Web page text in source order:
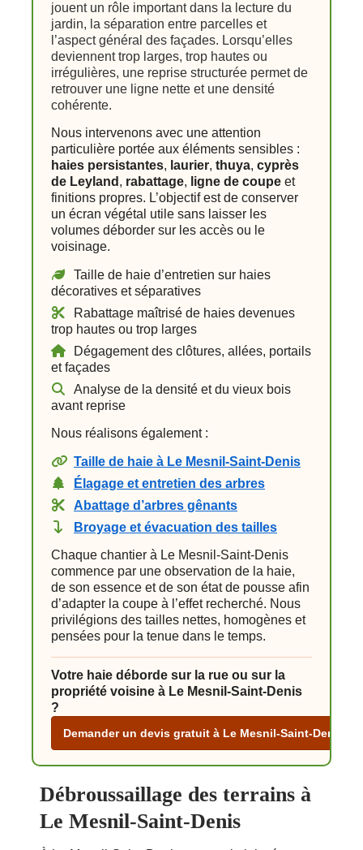
jouent un rôle important dans la lecture du
jardin, la séparation entre parcelles et
l’aspect général des façades. Lorsqu’elles
deviennent trop larges, trop hautes ou
irrégulières, une reprise structurée permet de
retrouver une ligne nette et une densité
cohérente.
Nous intervenons avec une attention
particulière portée aux éléments sensibles :
haies persistantes, laurier, thuya, cyprès
de Leyland , rabattage, ligne de coupe et
finitions propres. L’objectif est de conserver
un écran végétal utile sans laisser les
volumes déborder sur les accès ou le
voisinage.
Taille de haie d’entretien sur haies
décoratives et séparatives
Rabattage maîtrisé de haies devenues
trop hautes ou trop larges
Dégagement des clôtures, allées, portails
et façades
Analyse de la densité et du vieux bois
avant reprise
Nous réalisons également :
Taille de haie à Le Mesnil-Saint-Denis
Élagage et entretien des arbres
Abattage d’arbres gênants
Broyage et évacuation des tailles
Chaque chantier à Le Mesnil-Saint-Denis
commence par une observation de la haie,
de son essence et de son état de pousse afin
d’adapter la coupe à l’effet recherché. Nous
privilégions des tailles nettes, homogènes et
pensées pour la tenue dans le temps.
Votre haie déborde sur la rue ou sur la
propriété voisine à Le Mesnil-Saint-Denis
?
Demander un devis gratuit à Le Mesnil-Saint-Denis
Débroussaillage des terrains à
Le Mesnil-Saint-Denis